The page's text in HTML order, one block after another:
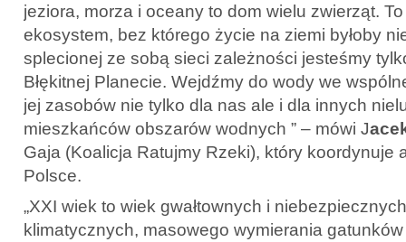
jeziora, morza i oceany to dom wielu zwierząt.
ekosystem, bez którego życie na ziemi byłoby
splecionej ze sobą sieci zależności jesteśmy
Błękitnej Planecie. Wejdźmy do wody we
jej zasobów nie tylko dla nas ale i dla innych
mieszkańców obszarów wodnych ” – mówi J
Gaja (Koalicja Ratujmy Rzeki), który koordynuje
Polsce.
„XXI wiek to wiek gwałtownych i
klimatycznych, masowego wymierania